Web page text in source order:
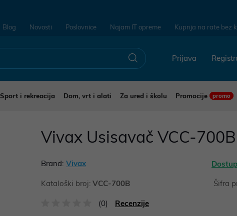
Blog Novosti Poslovnice Najam IT opreme Kupnja na rate bez
Prijava
Sport i rekreacija Dom, vrt i alati Za ured i školu Promocije promo
Vivax Usisavač VCC-
Brand: Vivax
Kataloški broj: VCC-700B Šifra
(0) Recenzije